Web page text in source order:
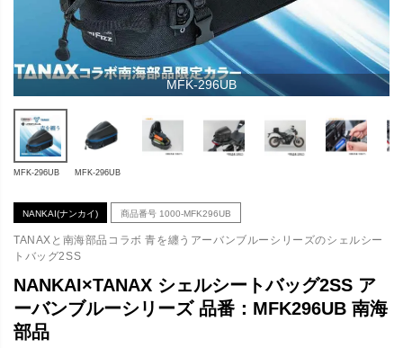
MFK-296UB
MFK-296UB MFK-296UB
NANKAI(ナンカイ) 商品番号 1000-MFK296UB
TANAXと南海部品コラボ 青を纏うアーバンブルーシリーズのシェルシー
トバッグ2SS
NANKAI×TANAX シェルシートバッグ2SS ア
ーバンブルーシリーズ 品番：MFK296UB 南海
部品